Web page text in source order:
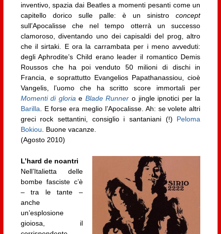
inventivo, spazia dai Beatles a momenti pesanti come un
capitello dorico sulle palle: è un sinistroconcept
sull’Apocalisse che nel tempo otterrà un successo
clamoroso, diventando uno dei capisaldi del prog, altro
che il sirtaki. E ora la carrambata per i meno avveduti:
degli Aphrodite’s Child erano leader il romantico Demis
Roussos che ha poi venduto 50 milioni di dischi in
Francia, e soprattutto Evangelios Papathanassiou, cioè
Vangelis, l’uomo che ha scritto score immortali per
Momenti di gloria e Blade Runner o jingle ipnotici per la
Barilla . E forse era meglio l’Apocalisse. Ah: se volete altri
greci rock settantini, consiglio i santaniani (!) Peloma
Bokiou . Buone vacanze.
(Agosto 2010)
L’hard de noantri
Nell’Italietta delle
bombe fasciste c’è
– tra le tante –
anche
un’esplosione
gioiosa, il